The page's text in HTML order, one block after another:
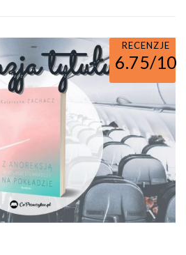
RECENZJE
6.75/10